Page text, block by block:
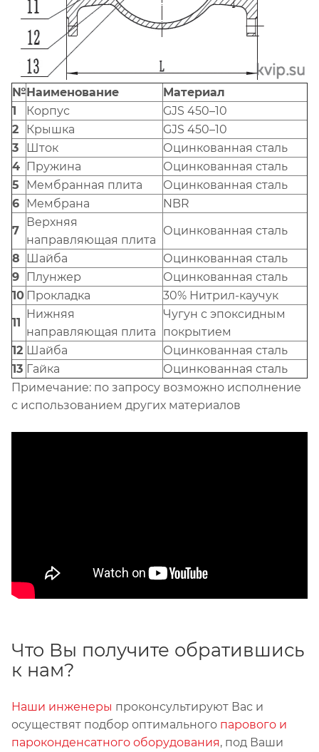
№Наименование
Материал
1
Корпус
GJS 450–10
2
Крышка
GJS 450–10
3
Шток
Оцинкованная сталь
4 Пружина
Оцинкованная сталь
5
Мембранная плита
Оцинкованная сталь
6
Мембрана
NBR
7
Верхняя
направляющая плита
Оцинкованная сталь
8 Шайба
Оцинкованная сталь
9
Плунжер
Оцинкованная сталь
10 Прокладка
30% Нитрил-каучук
11
Нижняя
направляющая плита
Чугун с эпоксидным
покрытием
12 Шайба
Оцинкованная сталь
13 Гайка
Оцинкованная сталь
Примечание: по запросу возможно исполнение
с использованием других материалов
Что Вы получите обратившись
к нам?
Наши инженеры проконсультируют Вас и
осуществят подбор оптимального парового и
пароконденсатного оборудования, под Ваши